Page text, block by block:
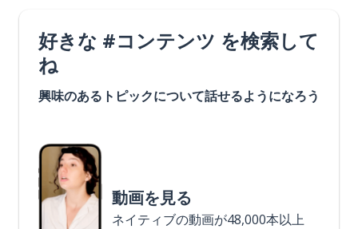
好きな #コンテンツ を検索して
ね
興味のあるトピックについて話せるようになろう
動画を見る
ネイティブの動画が48,000本以上